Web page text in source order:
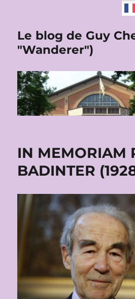
Le blog de Guy
"Wanderer")
IN MEMORIAM
BADINTER